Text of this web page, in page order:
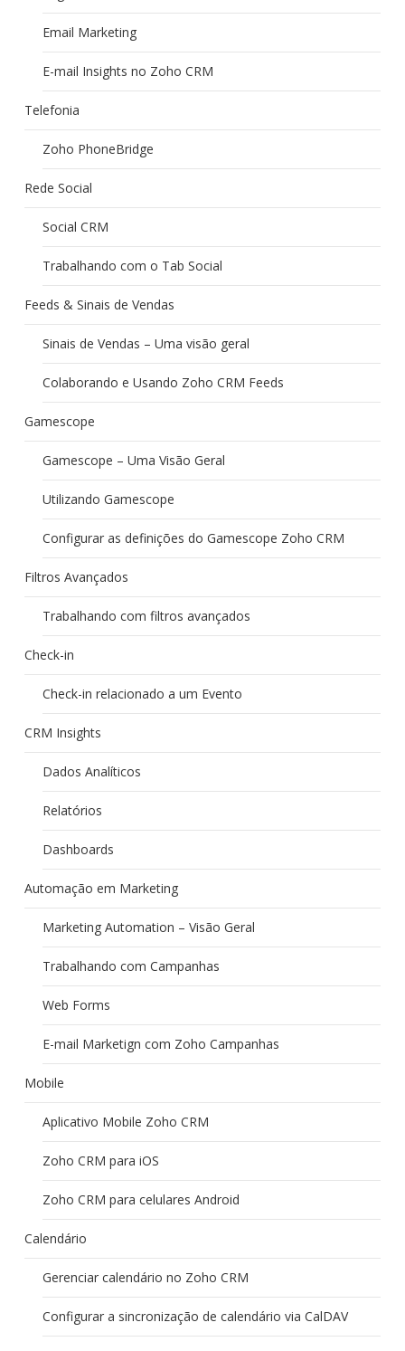
Email Marketing
E-mail Insights no Zoho CRM
Telefonia
Zoho PhoneBridge
Rede Social
Social CRM
Trabalhando com o Tab Social
Feeds & Sinais de Vendas
Sinais de Vendas – Uma visão geral
Colaborando e Usando Zoho CRM Feeds
Gamescope
Gamescope – Uma Visão Geral
Utilizando Gamescope
Configurar as definições do Gamescope Zoho CRM
Filtros Avançados
Trabalhando com filtros avançados
Check-in
Check-in relacionado a um Evento
CRM Insights
Dados Analíticos
Relatórios
Dashboards
Automação em Marketing
Marketing Automation – Visão Geral
Trabalhando com Campanhas
Web Forms
E-mail Marketign com Zoho Campanhas
Mobile
Aplicativo Mobile Zoho CRM
Zoho CRM para iOS
Zoho CRM para celulares Android
Calendário
Gerenciar calendário no Zoho CRM
Configurar a sincronização de calendário via CalDAV